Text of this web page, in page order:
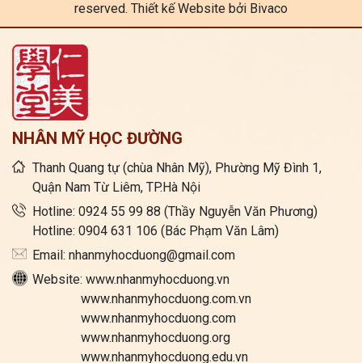
reserved. Thiết kế Website bởi Bivaco
NHÂN MỸ HỌC ĐƯỜNG
Thanh Quang tự (chùa Nhân Mỹ), Phường Mỹ Đình 1,
Quận Nam Từ Liêm, TP.Hà Nội
Hotline: 0924 55 99 88 (Thầy Nguyễn Văn Phương)
Hotline: 0904 631 106 (Bác Phạm Văn Lâm)
Email: nhanmyhocduong@gmail.com
Website: www.nhanmyhocduong.vn
www.nhanmyhocduong.com.vn
www.nhanmyhocduong.com
www.nhanmyhocduong.org
www.nhanmyhocduong.edu.vn